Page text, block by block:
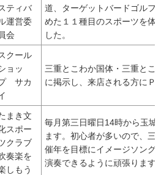
ティバ
運営委
会
道、ターゲットバードゴルフ
めた１１種目のスポーツを体
した。
クール
ョッ
サカ
三重とこわか国体・三重とこ
に掲示し、来店される方にＰ
まき文
スポー
クラブ
奏楽を
しもう
毎月第三日曜日14時から玉
ます。初心者が多いので、三
催年を目標にイメージソング
演奏できるように頑張ります